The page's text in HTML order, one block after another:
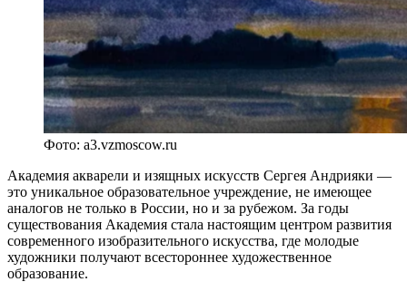
Фото: a3.vzmoscow.ru
Академия акварели и изящных искусств Сергея Андрияки —
это уникальное образовательное учреждение, не имеющее
аналогов не только в России, но и за рубежом. За годы
существования Академия стала настоящим центром развития
современного изобразительного искусства, где молодые
художники получают всестороннее художественное
образование.